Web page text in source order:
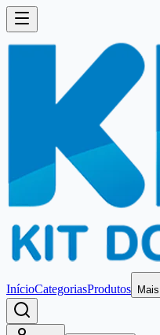
InícioCategoriasProdutos Mais